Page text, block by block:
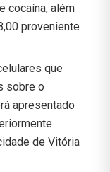
cocaína, além
proveniente
que
sobre o
apresentado
de Vitória